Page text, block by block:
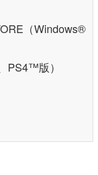
（Windows®
PS4™版）